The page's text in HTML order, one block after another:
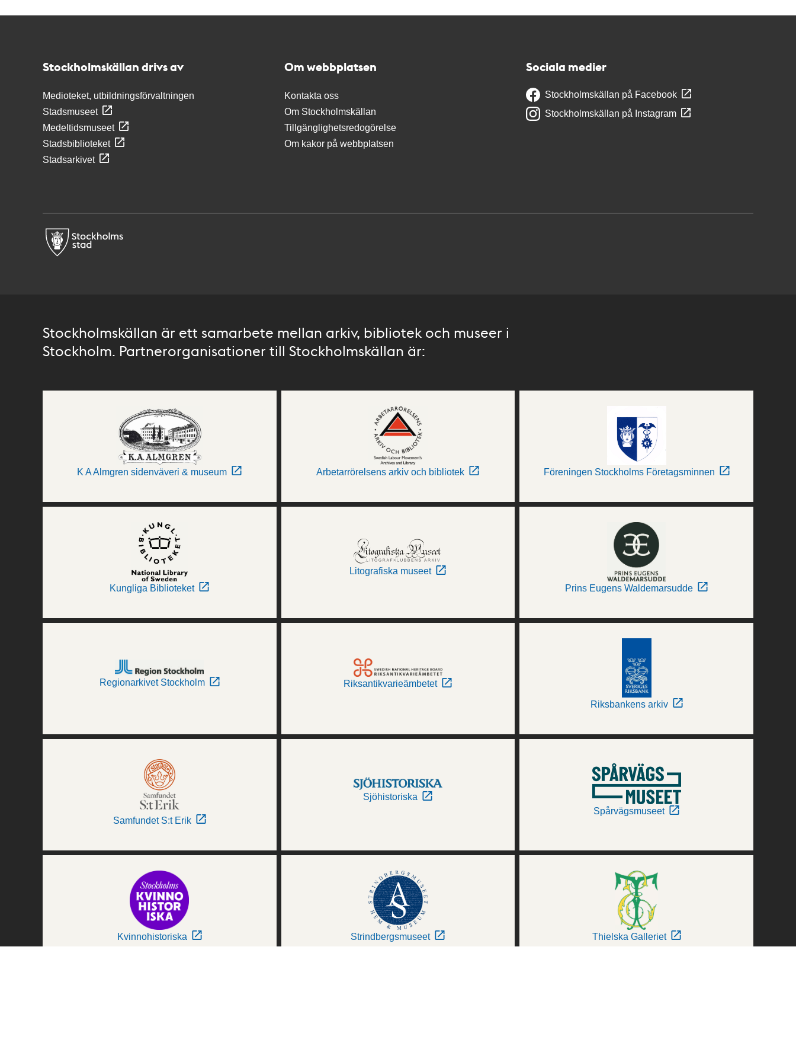
Stockholmskällan drivs av
Medioteket, utbildningsförvaltningen
Stadsmuseet
Medeltidsmuseet
Stadsbiblioteket
Stadsarkivet
Om webbplatsen
Kontakta oss
Om Stockholmskällan
Tillgänglighetsredogörelse
Om kakor på webbplatsen
Sociala medier
Stockholmskällan på Facebook
Stockholmskällan på Instagram
Stockholmskällan är ett samarbete mellan arkiv, bibliotek och museer i
Stockholm. Partnerorganisationer till Stockholmskällan är:
K A Almgren sidenväveri & museum Arbetarrörelsens arkiv och bibliotek Föreningen Stockholms Företagsminnen
Kungliga Biblioteket
Litografiska museet
Prins Eugens Waldemarsudde
Regionarkivet Stockholm Riksantikvarieämbetet
Riksbankens arkiv
Samfundet S:t Erik
Sjöhistoriska
Spårvägsmuseet
Kvinnohistoriska Strindbergsmuseet Thielska Galleriet